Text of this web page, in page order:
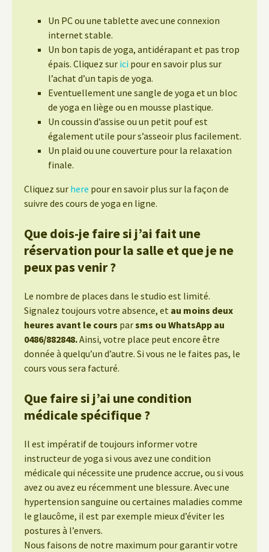
Un PC ou une tablette avec une connexion
internet stable.
Un bon tapis de yoga, antidérapant et pas trop
épais. Cliquez sur ici pour en savoir plus sur
l’achat d’un tapis de yoga.
Eventuellement une sangle de yoga et un bloc
de yoga en liège ou en mousse plastique.
Un coussin d’assise ou un petit pouf est
également utile pour s’asseoir plus facilement.
Un plaid ou une couverture pour la relaxation
finale.
Cliquez sur here pour en savoir plus sur la façon de
suivre des cours de yoga en ligne.
Que dois-je faire si j’ai fait une
réservation pour la salle et que je ne
peux pas venir ?
Le nombre de places dans le studio est limité.
Signalez toujours votre absence, et au moins deux
heures avant le cours parsms ou WhatsApp au
0486/882848.Ainsi, votre place peut encore être
donnée à quelqu’un d’autre. Si vous ne le faites pas, le
cours vous sera facturé.
Que faire si j’ai une condition
médicale spécifique ?
Il est impératif de toujours informer votre
instructeur de yoga si vous avez une condition
médicale qui nécessite une prudence accrue, ou si vous
avez ou avez eu récemment une blessure. Avec une
hypertension sanguine ou certaines maladies comme
le glaucôme, il est par exemple mieux d’éviter les
postures à l’envers.
Nous faisons de notre maximum pour garantir votre